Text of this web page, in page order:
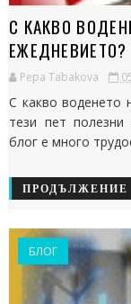
С КАКВО
ЕЖЕДНЕВИЕТО?
Pepa Tabakova
С какво воденето
тези пет
блог е много
ПРОДЪЛЖЕНИЕ
БЛОГ